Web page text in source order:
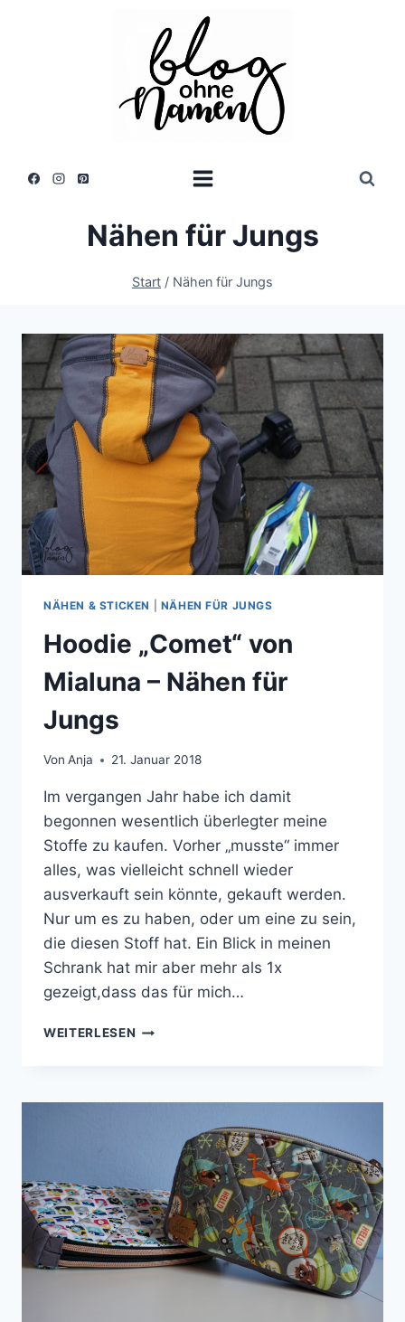
Nähen für Jungs
Start / Nähen für Jungs
NÄHEN & STICKEN NÄHEN FÜR JUNGS
Hoodie „Comet“ von
Mialuna – Nähen für
Jungs
Von Anja 21. Januar 2018
Im vergangen Jahr habe ich damit
begonnen wesentlich überlegter meine
Stoffe zu kaufen. Vorher „musste“ immer
alles, was vielleicht schnell wieder
ausverkauft sein könnte, gekauft werden.
Nur um es zu haben, oder um eine zu sein,
die diesen Stoff hat. Ein Blick in meinen
Schrank hat mir aber mehr als 1x
gezeigt,dass das für mich…
WEITERLESEN HOODIE
–
JUNGS